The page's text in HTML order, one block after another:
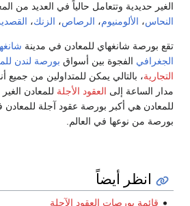
الغير حديدية وتتعامل حالياً في العديد من
النحاس، الألومنيوم، الرصاص، الزنك،
تقع بورصة شانغهاي للمعادن في مدينة
الجغرافي الفجوة بين أسواق بورصة لندن
التجارية، بالتالي يمكن للمتداولين من جميع
مدار الساعة إلى العقود الأجلة للمعادن
للمعادن هي أكبر بورصة عقود آجلة للمعادن
بورصة من نوعها في العالم.
انظر أيضاً
قائمة بورصات العقود الآجلة